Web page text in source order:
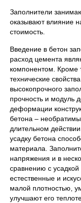
Заполнители
оказывают влияние
стоимость.
Введение в бетон
расход цемента
компонентом. Кроме
технические
высокопрочного
прочность и модуль
деформации
бетона –
длительном
усадку бетона
материала.
напряжения и в
сравнению с
естественные и
малой плотностью,
улучшают его